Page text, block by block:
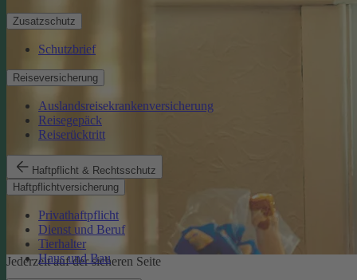
Zusatzschutz
Schutzbrief
Reiseversicherung
Auslandsreisekrankenversicherung
Reisegepäck
Reiserücktritt
Haftpflicht & Rechtsschutz
Haftpflichtversicherung
Privathaftpflicht
Dienst und Beruf
Tierhalter
Haus und Bau
Jederzeit auf der sicheren Seite